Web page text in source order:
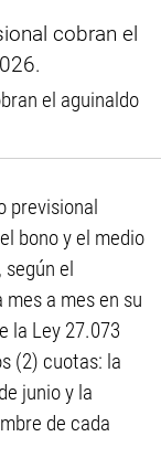
el aguinaldo
previsional
bono y el medio
el
a mes en su
la Ley 27.073
(2) cuotas: la
junio y la
de cada